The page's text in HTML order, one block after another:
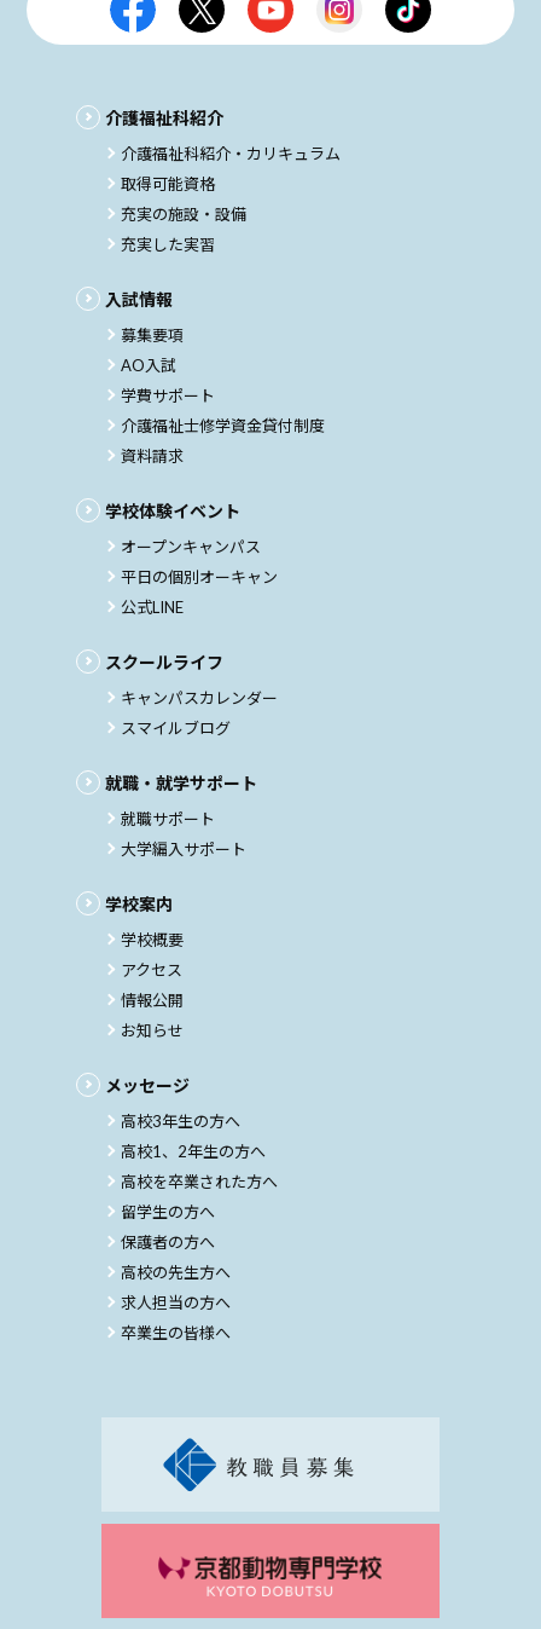
介護福祉科紹介
介護福祉科紹介・カリキュラム
取得可能資格
充実の施設・設備
充実した実習
入試情報
募集要項
AO入試
学費サポート
介護福祉士修学資金貸付制度
資料請求
学校体験イベント
オープンキャンパス
平日の個別オーキャン
公式LINE
スクールライフ
キャンパスカレンダー
スマイルブログ
就職・就学サポート
就職サポート
大学編入サポート
学校案内
学校概要
アクセス
情報公開
お知らせ
メッセージ
高校3年生の方へ
高校1、2年生の方へ
高校を卒業された方へ
留学生の方へ
保護者の方へ
高校の先生方へ
求人担当の方へ
卒業生の皆様へ